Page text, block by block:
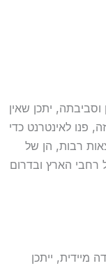
יתכן שאין
פנו לאינטרנט כדי
רבות, הן של
רחבי הארץ ובדרום
מיידית, ייתכן